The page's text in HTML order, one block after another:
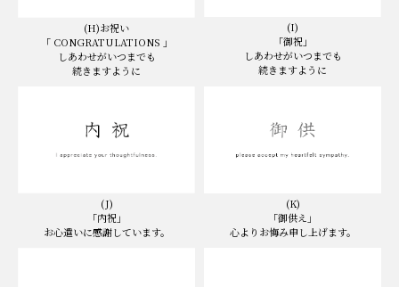
(H)お祝い
「 CONGRATULATIONS 」
しあわせがいつまでも
続きますように
(I)
「御祝」
しあわせがいつまでも
続きますように
(J)
「内祝」
お心遣いに感謝しています。
(K)
「御供え」
心よりお悔み申し上げます。